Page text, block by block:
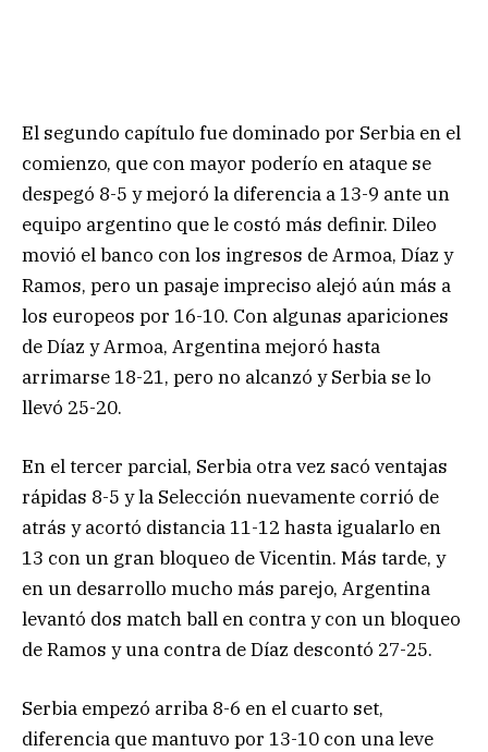
El segundo capítulo fue dominado por Serbia en el
comienzo, que con mayor poderío en ataque se
despegó 8-5 y mejoró la diferencia a 13-9 ante un
equipo argentino que le costó más definir. Dileo
movió el banco con los ingresos de Armoa, Díaz y
Ramos, pero un pasaje impreciso alejó aún más a
los europeos por 16-10. Con algunas apariciones
de Díaz y Armoa, Argentina mejoró hasta
arrimarse 18-21, pero no alcanzó y Serbia se lo
llevó 25-20.
En el tercer parcial, Serbia otra vez sacó ventajas
rápidas 8-5 y la Selección nuevamente corrió de
atrás y acortó distancia 11-12 hasta igualarlo en
13 con un gran bloqueo de Vicentin. Más tarde, y
en un desarrollo mucho más parejo, Argentina
levantó dos match ball en contra y con un bloqueo
de Ramos y una contra de Díaz descontó 27-25.
Serbia empezó arriba 8-6 en el cuarto set,
diferencia que mantuvo por 13-10 con una leve